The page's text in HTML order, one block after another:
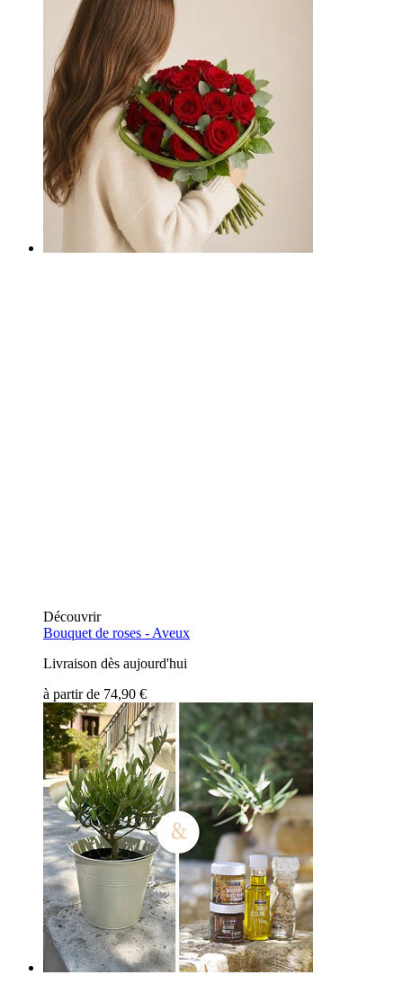
Découvrir
Bouquet de roses - Aveux
Livraison dès aujourd'hui
à partir de 74,90 €